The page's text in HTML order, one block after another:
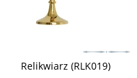
Relikwiarz (RLK019)